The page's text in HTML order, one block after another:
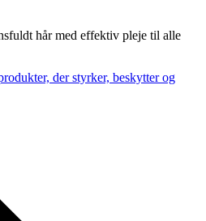
hår med effektiv pleje til alle
der styrker, beskytter og